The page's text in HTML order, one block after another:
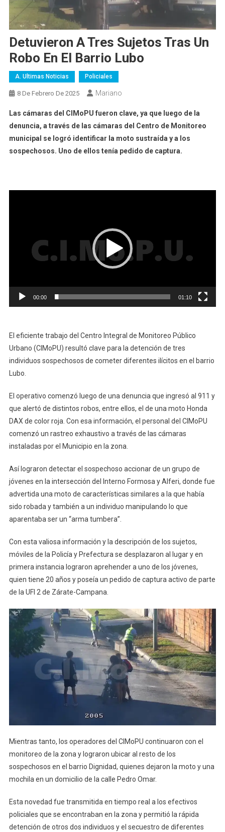
Detuvieron A Tres Sujetos Tras Un
Robo En El Barrio Lubo
A. Ultimas Noticias Policiales
8 De Febrero De 2025 Mariano
Las cámaras del CIMoPU fueron clave, ya que luego de la
denuncia, a través de las cámaras del Centro de Monitoreo
municipal se logró identificar la moto sustraída y a los
sospechosos. Uno de ellos tenía pedido de captura.
00:00 01:10
El eficiente trabajo del Centro Integral de Monitoreo Público
Urbano (CIMoPU) resultó clave para la detención de tres
individuos sospechosos de cometer diferentes ilícitos en el barrio
Lubo.
El operativo comenzó luego de una denuncia que ingresó al 911 y
que alertó de distintos robos, entre ellos, el de una moto Honda
DAX de color roja. Con esa información, el personal del CIMoPU
comenzó un rastreo exhaustivo a través de las cámaras
instaladas por el Municipio en la zona.
Así lograron detectar el sospechoso accionar de un grupo de
jóvenes en la intersección del Interno Formosa y Alferi, donde fue
advertida una moto de características similares a la que había
sido robada y también a un individuo manipulando lo que
aparentaba ser un “arma tumbera”.
Con esta valiosa información y la descripción de los sujetos,
móviles de la Policía y Prefectura se desplazaron al lugar y en
primera instancia lograron aprehender a uno de los jóvenes,
quien tiene 20 años y poseía un pedido de captura activo de parte
de la UFI 2 de Zárate-Campana.
Mientras tanto, los operadores del CIMoPU continuaron con el
monitoreo de la zona y lograron ubicar al resto de los
sospechosos en el barrio Dignidad, quienes dejaron la moto y una
mochila en un domicilio de la calle Pedro Omar.
Esta novedad fue transmitida en tiempo real a los efectivos
policiales que se encontraban en la zona y permitió la rápida
detención de otros dos individuos y el secuestro de diferentes